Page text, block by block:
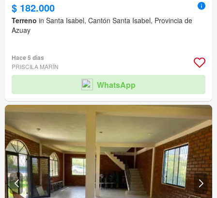
$ 182.000
Terreno in Santa Isabel, Cantón Santa Isabel, Provincia de
Azuay
Hace 5 días
PRISCILA MARÍN
WhatsApp